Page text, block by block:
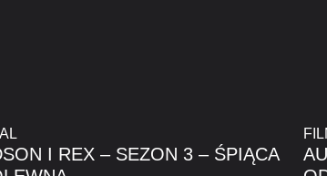
I REX – SEZON 3 – ŚPIĄCA